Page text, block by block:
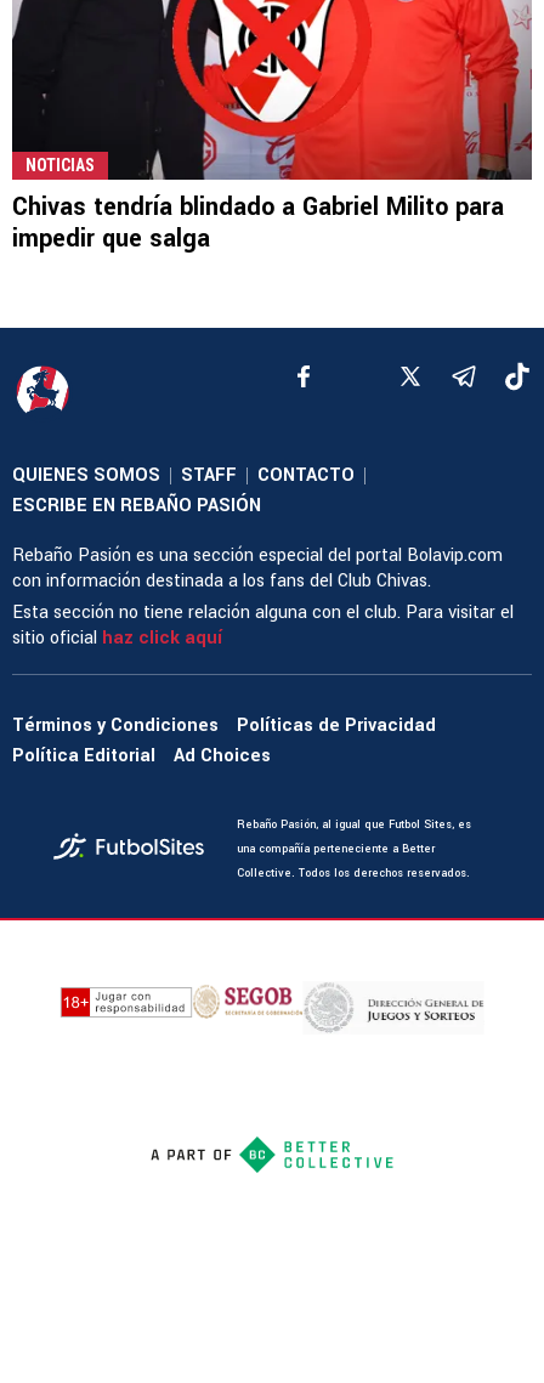
NOTICIAS
Chivas tendría blindado a Gabriel Milito para
impedir que salga
QUIENES SOMOS STAFF CONTACTO
ESCRIBE EN REBAÑO PASIÓN
Rebaño Pasión es una sección especial del portal Bolavip.com
con información destinada a los fans del Club Chivas.
Esta sección no tiene relación alguna con el club. Para visitar el
sitio oficial haz click aquí
Términos y Condiciones
Políticas de Privacidad
Política Editorial
Ad Choices
Rebaño Pasión, al igual que Futbol Sites, es
una compañía perteneciente a Better
Collective. Todos los derechos reservados.